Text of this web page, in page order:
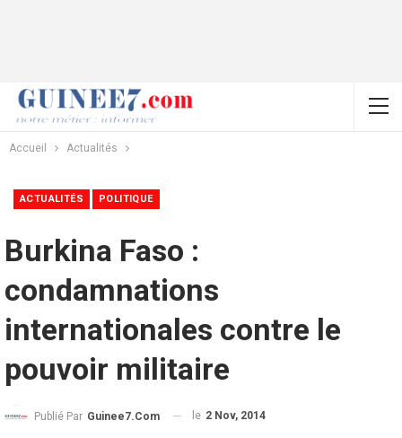
Accueil Actualités
ACTUALITÉS POLITIQUE
Burkina Faso :
condamnations
internationales contre le
pouvoir militaire
Publié Par Guinee7.com le 2 Nov, 2014